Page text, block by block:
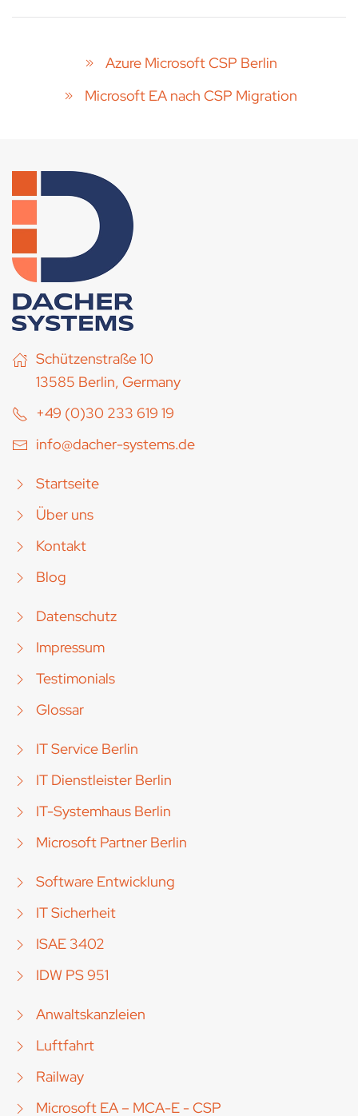
Azure Microsoft CSP Berlin
Microsoft EA nach CSP Migration
Schützenstraße 10
13585 Berlin, Germany
+49 (0)30 233 619 19
info@dacher-systems.de
Startseite
Über uns
Kontakt
Blog
Datenschutz
Impressum
Testimonials
Glossar
IT Service Berlin
IT Dienstleister Berlin
IT-Systemhaus Berlin
Microsoft Partner Berlin
Software Entwicklung
IT Sicherheit
ISAE 3402
IDW PS 951
Anwaltskanzleien
Luftfahrt
Railway
Microsoft EA – MCA-E - CSP